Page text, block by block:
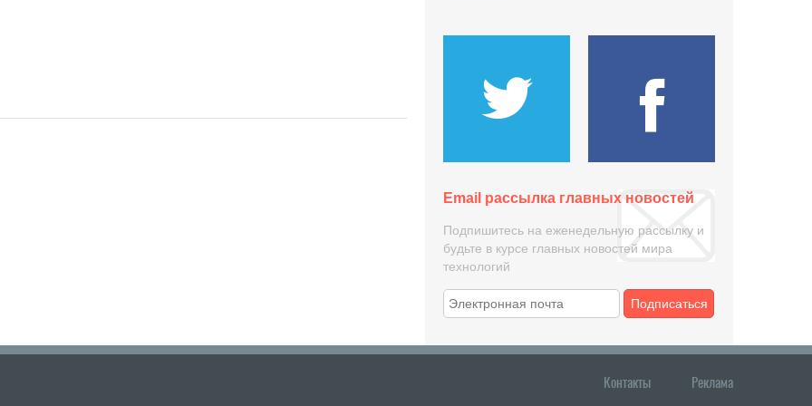
Email рассылка главных новостей
Подпишитесь на еженедельную рассылку и
будьте в курсе главных новостей мира
технологий
Подписаться
Контакты Реклама